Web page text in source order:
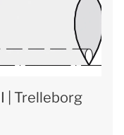
| Trelleborg